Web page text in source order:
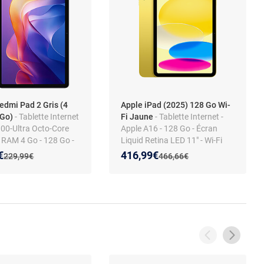
Pad 2 Gris (4
- Tablette Internet
Ultra Octo-Core
4 Go - 128 Go -
x 1600 pixels -
5.3 - Webcam -
Ancien prix :
229,99€
prix :
de :
Apple iPad (2025) 128 Go Wi-
Fi Jaune- Tablette Internet -
Apple A16 - 128 Go - Écran
Liquid Retina LED 11" - Wi-Fi
AX / Bluetooth 5.3 - Webcam -
Touch ID - USB-C - iPadOS 18
Ancien prix :
466,66€
Nouveau prix :
416,99€
Réduction de :